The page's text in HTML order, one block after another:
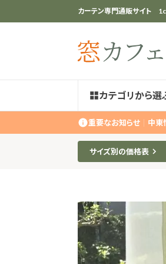
カーテン専門通販サイト
カテゴリから選
重要なお知らせ 中東
サイズ別の価格表